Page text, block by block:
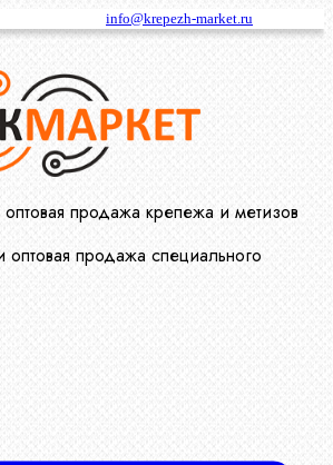
info@krepezh-market.ru
продажа крепежа и метизов
оптовая продажа специального